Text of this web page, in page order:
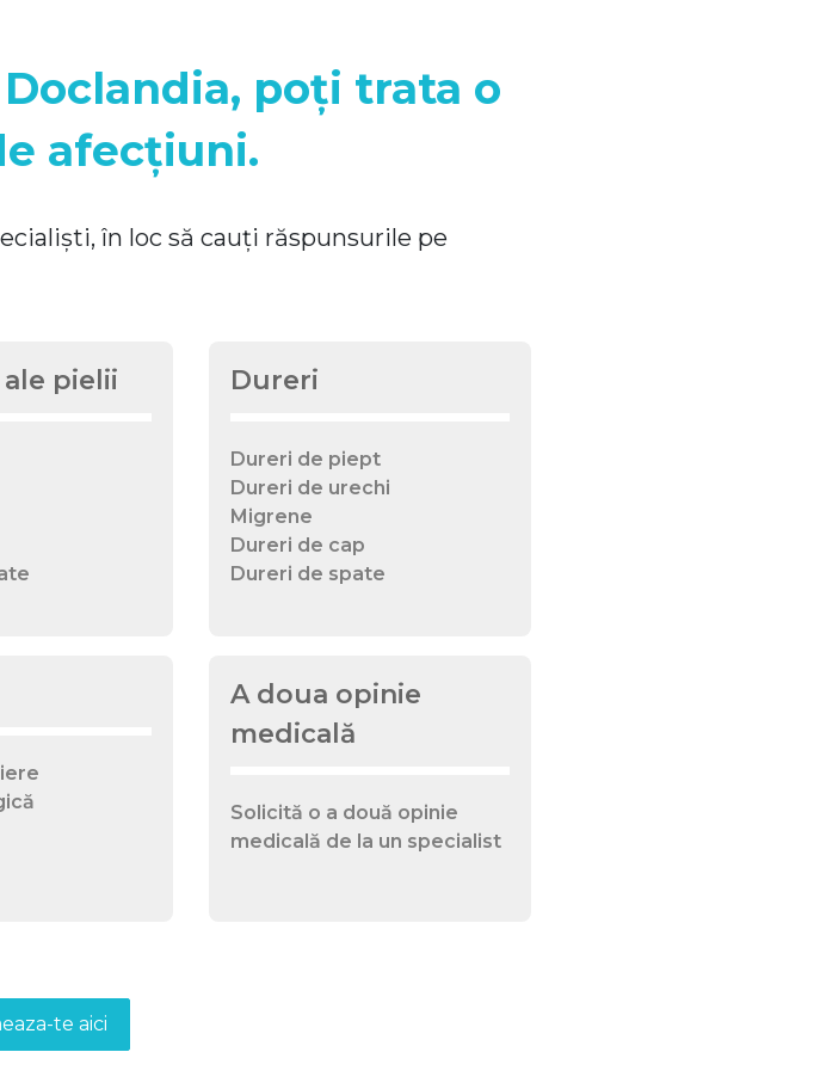
poți trata o
afecțiuni.
în loc să cauți răspunsurile pe
pielii Dureri
Dureri de piept
Dureri de urechi
Migrene
Dureri de cap
Dureri de spate
A doua opinie
medicală
Solicită o a două opinie
medicală de la un specialist
te aici